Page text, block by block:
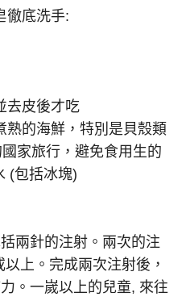
徹底洗手:
去皮後才吃
熟的海鮮，特別是貝殼類
家旅行，避免食用生的
(包括冰塊)
兩針的注射。兩次的注
上。完成兩次注射後，
。一嵗以上的兒童, 來往